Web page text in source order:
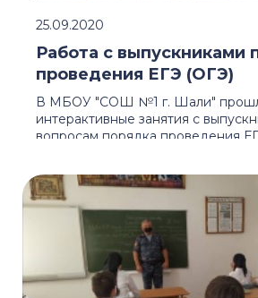
В МБОУ "СОШ №1 г. Шали"
интерактивные занятия с
вопросам порядка проведения
Работа с выпускниками
проведения ЕГЭ (ОГЭ)
25.09.2020